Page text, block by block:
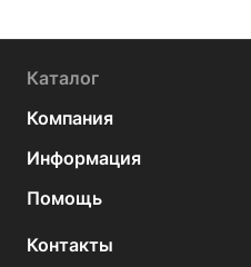
Каталог
Компания
Информация
Помощь
Контакты